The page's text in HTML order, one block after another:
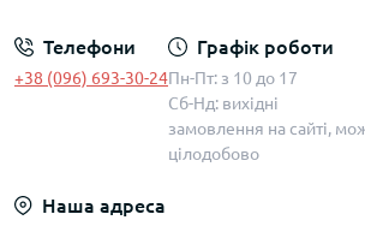
Телефони
+38 (096) 693-30-24
Графік роботи
Пн-Пт: з 10 до 17
Сб-Нд: вихідні
замовлення на сайті,
цілодобово
Наша адреса